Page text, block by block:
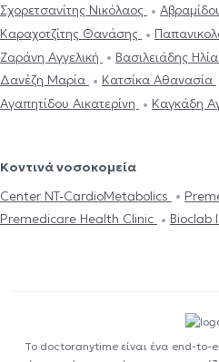
Σχορετσανίτης Νικόλαος
Καραχοτζίτης Θανάσης
Ζαράνη Αγγελική
Βασιλειάδης
Δανέζη Μαρία
Κατσίκα Αθανασία
Αγαπητίδου Αικατερίνη
Καγκάδη
Κοντινά νοσοκομεία
Center NT-CardioMetabolics
Premedicare Health Clinic
Bioclab
Το doctoranytime είναι ένα end-to-